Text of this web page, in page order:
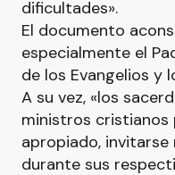
dificultades».
El documento
especialmente el
de los Evangelios y
A su vez, «los
ministros cristianos
apropiado,
durante sus